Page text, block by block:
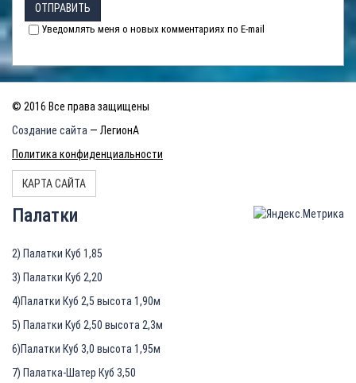
ОТПРАВИТЬ
Уведомлять меня о новых комментариях по E-mail
© 2016 Все права защищены
Создание сайта — ЛегионА
Политика конфиденциальности
КАРТА САЙТА
Палатки
2) Палатки Куб 1,85
3) Палатки Куб 2,20
4)Палатки Куб 2,5 высота 1,90м
5) Палатки Куб 2,50 высота 2,3м
6)Палатки Куб 3,0 высота 1,95м
7) Палатка-Шатер Куб 3,50